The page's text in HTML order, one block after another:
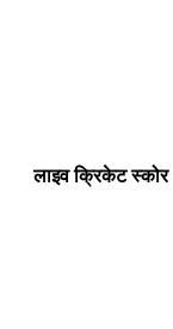
लाइव क्रिकेट स्कोर